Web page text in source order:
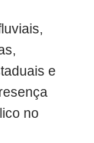
e
no